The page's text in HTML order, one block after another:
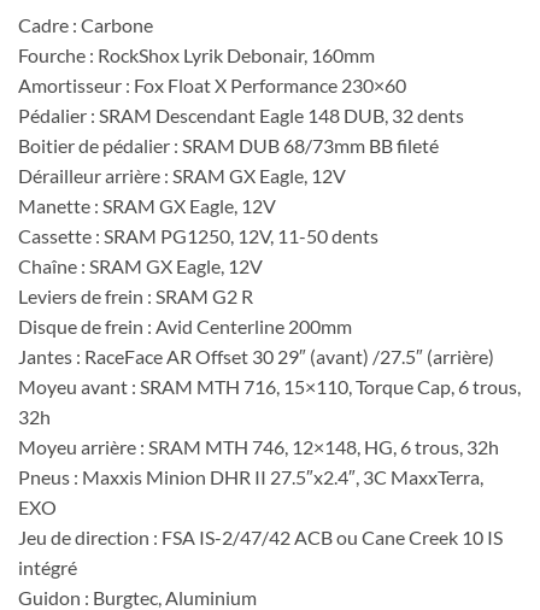
Cadre : Carbone
Fourche : RockShox Lyrik Debonair, 160mm
Amortisseur : Fox Float X Performance 230×60
Pédalier : SRAM Descendant Eagle 148 DUB, 32 dents
Boitier de pédalier : SRAM DUB 68/73mm BB fileté
Dérailleur arrière : SRAM GX Eagle, 12V
Manette : SRAM GX Eagle, 12V
Cassette : SRAM PG1250, 12V, 11-50 dents
Chaîne : SRAM GX Eagle, 12V
Leviers de frein : SRAM G2 R
Disque de frein : Avid Centerline 200mm
Jantes : RaceFace AR Offset 30 29″ (avant) /27.5″ (arrière)
Moyeu avant : SRAM MTH 716, 15×110, Torque Cap, 6 trous,
32h
Moyeu arrière : SRAM MTH 746, 12×148, HG, 6 trous, 32h
Pneus : Maxxis Minion DHR II 27.5″x2.4″, 3C MaxxTerra,
EXO
Jeu de direction : FSA IS-2/47/42 ACB ou Cane Creek 10 IS
intégré
Guidon : Burgtec, Aluminium